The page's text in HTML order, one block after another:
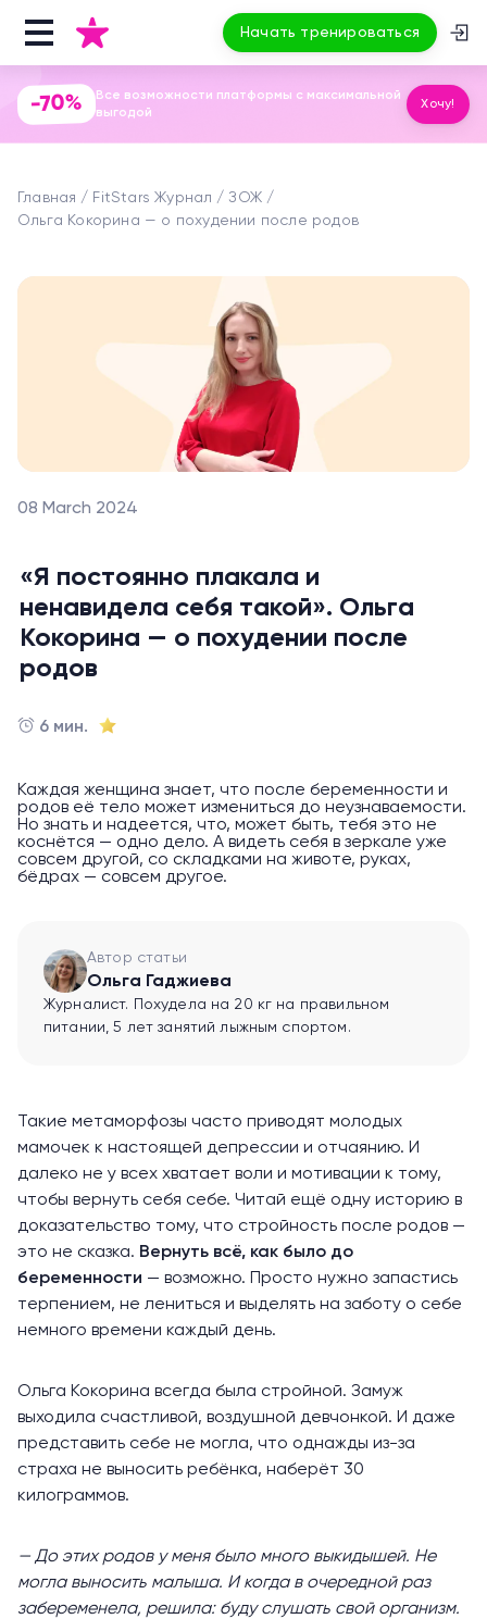
Начать тренироваться
-70%
Все возможности платформы с максимальной
выгодой
Хочу!
Главная FitStars Журнал
ЗОЖ
Ольга Кокорина — о похудении после родов
08 March 2024
«Я постоянно плакала и
ненавидела себя такой». Ольга
Кокорина — о похудении после
родов
6 мин.
Каждая женщина знает, что после беременности и
родов её тело может измениться до неузнаваемости.
Но знать и надеется, что, может быть, тебя это не
коснётся — одно дело. А видеть себя в зеркале уже
совсем другой, со складками на животе, руках,
бёдрах — совсем другое.
Автор статьи
Ольга Гаджиева
Журналист. Похудела на 20 кг на правильном
питании, 5 лет занятий лыжным спортом.
Такие метаморфозы часто приводят молодых
мамочек к настоящей депрессии и отчаянию. И
далеко не у всех хватает воли и мотивации к тому,
чтобы вернуть себя себе. Читай ещё одну историю в
доказательство тому, что стройность после родов —
это не сказка. Вернуть всё, как было до
беременности — возможно. Просто нужно запастись
терпением, не лениться и выделять на заботу о себе
немного времени каждый день.
Ольга Кокорина всегда была стройной. Замуж
выходила счастливой, воздушной девчонкой. И даже
представить себе не могла, что однажды из-за
страха не выносить ребёнка, наберёт 30
килограммов.
— До этих родов у меня было много выкидышей. Не
могла выносить малыша. И когда в очередной раз
забеременела, решила: буду слушать свой организм.